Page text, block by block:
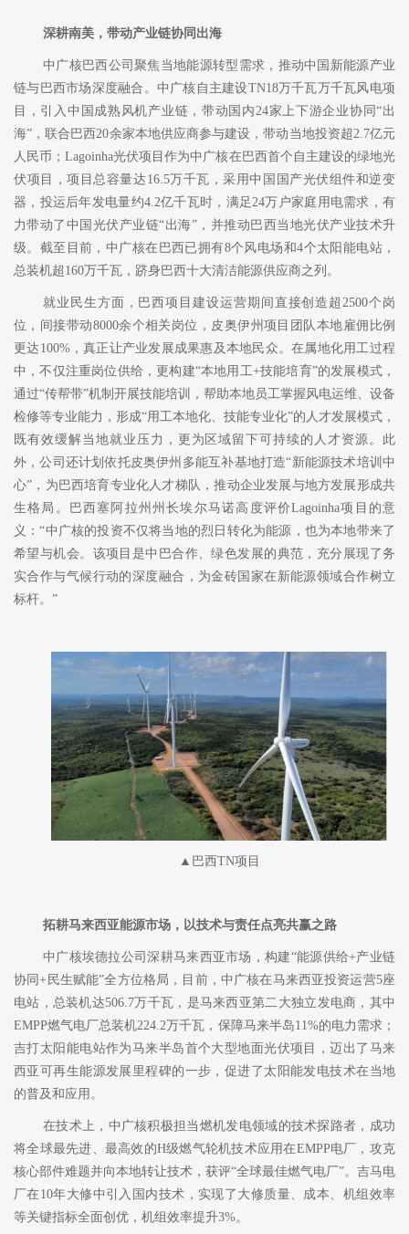
深耕南美，带动产业链协同出海
中广核巴西公司聚焦当地能源转型需求，推动中国新能源产业
链与巴西市场深度融合。中广核自主建设TN18万千瓦万千瓦风电项
目，引入中国成熟风机产业链，带动国内24家上下游企业协同“出
海”，联合巴西20余家本地供应商参与建设，带动当地投资超2.7亿元
人民币；Lagoinha光伏项目作为中广核在巴西首个自主建设的绿地光
伏项目，项目总容量达16.5万千瓦，采用中国国产光伏组件和逆变
器，投运后年发电量约4.2亿千瓦时，满足24万户家庭用电需求，有
力带动了中国光伏产业链“出海”，并推动巴西当地光伏产业技术升
级。截至目前，中广核在巴西已拥有8个风电场和4个太阳能电站，
总装机超160万千瓦，跻身巴西十大清洁能源供应商之列。
就业民生方面，巴西项目建设运营期间直接创造超2500个岗
位，间接带动8000余个相关岗位，皮奥伊州项目团队本地雇佣比例
更达100%，真正让产业发展成果惠及本地民众。在属地化用工过程
中，不仅注重岗位供给，更构建“本地用工+技能培育”的发展模式，
通过“传帮带”机制开展技能培训，帮助本地员工掌握风电运维、设备
检修等专业能力，形成“用工本地化、技能专业化”的人才发展模式，
既有效缓解当地就业压力，更为区域留下可持续的人才资源。此
外，公司还计划依托皮奥伊州多能互补基地打造“新能源技术培训中
心”，为巴西培育专业化人才梯队，推动企业发展与地方发展形成共
生格局。巴西塞阿拉州州长埃尔马诺高度评价Lagoinha项目的意
义：“中广核的投资不仅将当地的烈日转化为能源，也为本地带来了
希望与机会。该项目是中巴合作、绿色发展的典范，充分展现了务
实合作与气候行动的深度融合，为金砖国家在新能源领域合作树立
标杆。”
▲巴西TN项目
拓耕马来西亚能源市场，以技术与责任点亮共赢之路
中广核埃德拉公司深耕马来西亚市场，构建“能源供给+产业链
协同+民生赋能”全方位格局，目前，中广核在马来西亚投资运营5座
电站，总装机达506.7万千瓦，是马来西亚第二大独立发电商，其中
EMPP燃气电厂总装机224.2万千瓦，保障马来半岛11%的电力需求；
吉打太阳能电站作为马来半岛首个大型地面光伏项目，迈出了马来
西亚可再生能源发展里程碑的一步，促进了太阳能发电技术在当地
的普及和应用。
在技术上，中广核积极担当燃机发电领域的技术探路者，成功
将全球最先进、最高效的H级燃气轮机技术应用在EMPP电厂，攻克
核心部件难题并向本地转让技术，获评“全球最佳燃气电厂”。吉马电
厂在10年大修中引入国内技术，实现了大修质量、成本、机组效率
等关键指标全面创优，机组效率提升3%。